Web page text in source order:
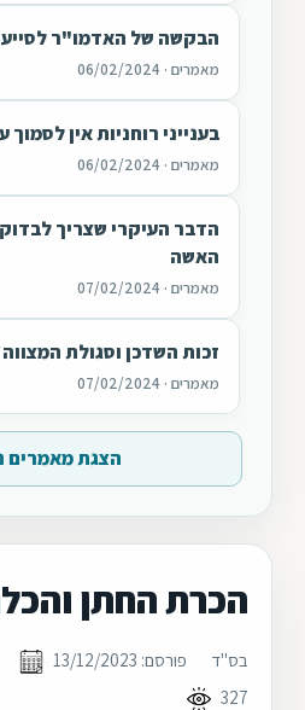
הבקשה של האדמו"ר לסייע
מאמרים · 06/02/2024
בענייני רוחניות אין
מאמרים · 06/02/2024
הדבר העיקרי שצריך
האשה
מאמרים · 07/02/2024
זכות השדכן וסגולת
מאמרים · 07/02/2024
הצגת מאמרים
הכרת החתן
בס"ד פורסם: 13/12/2023
327